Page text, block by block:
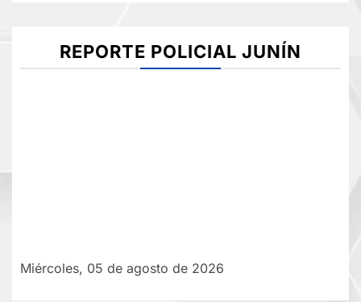
REPORTE POLICIAL JUNÍN
Miércoles, 05 de agosto de 2026